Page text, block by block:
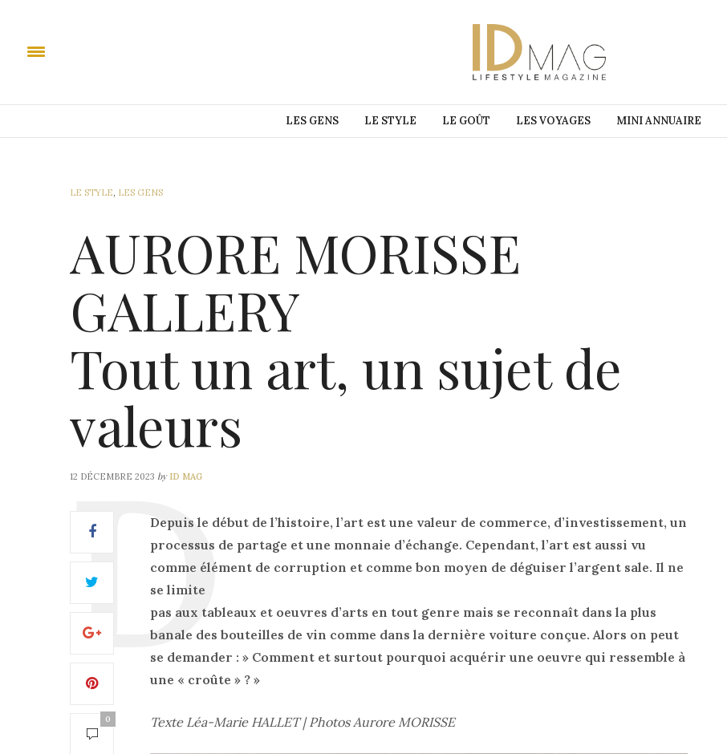
LES GENS LE STYLE LE GOÛT LES VOYAGES MINI ANNUAIRE
LE STYLE, LES GENS
AURORE MORISSE
GALLERY
Tout un art, un sujet de
valeurs
12 DÉCEMBRE 2023 by ID MAG
0
Depuis le début de l’histoire, l’art est une valeur de commerce, d’investissement, un
processus de partage et une monnaie d’échange. Cependant, l’art est aussi vu
comme élément de corruption et comme bon moyen de déguiser l’argent sale. Il ne
se limite
pas aux tableaux et oeuvres d’arts en tout genre mais se reconnaît dans la plus
banale des bouteilles de vin comme dans la dernière voiture conçue. Alors on peut
se demander : » Comment et surtout pourquoi acquérir une oeuvre qui ressemble à
une « croûte » ? »
Texte Léa-Marie HALLET | Photos Aurore MORISSE